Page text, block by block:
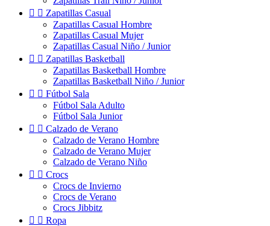
  Zapatillas Casual
Zapatillas Casual Hombre
Zapatillas Casual Mujer
Zapatillas Casual Niño / Junior
  Zapatillas Basketball
Zapatillas Basketball Hombre
Zapatillas Basketball Niño / Junior
  Fútbol Sala
Fútbol Sala Adulto
Fútbol Sala Junior
  Calzado de Verano
Calzado de Verano Hombre
Calzado de Verano Mujer
Calzado de Verano Niño
  Crocs
Crocs de Invierno
Crocs de Verano
Crocs Jibbitz
  Ropa